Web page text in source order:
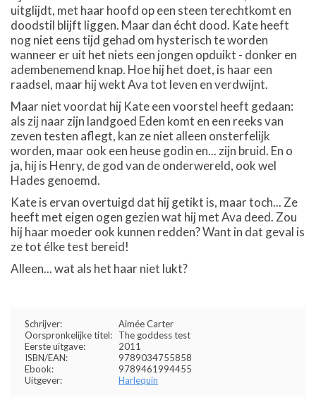
uitglijdt, met haar hoofd op een steen terechtkomt en
doodstil blijft liggen. Maar dan écht dood. Kate heeft
nog niet eens tijd gehad om hysterisch te worden
wanneer er uit het niets een jongen opduikt - donker en
adembenemend knap. Hoe hij het doet, is haar een
raadsel, maar hij wekt Ava tot leven en verdwijnt.
Maar niet voordat hij Kate een voorstel heeft gedaan:
als zij naar zijn landgoed Eden komt en een reeks van
zeven testen aflegt, kan ze niet alleen onsterfelijk
worden, maar ook een heuse godin en... zijn bruid. En o
ja, hij is Henry, de god van de onderwereld, ook wel
Hades genoemd.
Kate is ervan overtuigd dat hij getikt is, maar toch... Ze
heeft met eigen ogen gezien wat hij met Ava deed. Zou
hij haar moeder ook kunnen redden? Want in dat geval is
ze tot élke test bereid!
Alleen... wat als het haar niet lukt?
Schrijver:
Aimée Carter
Oorspronkelijke titel:
The goddess test
Eerste uitgave:
2011
ISBN/EAN:
9789034755858
Ebook:
9789461994455
Uitgever:
Harlequin